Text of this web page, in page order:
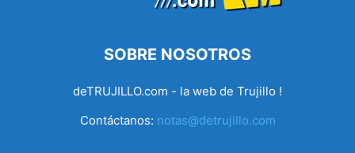
SOBRE NOSOTROS
deTRUJILLO.com - la web de Trujillo !
Contáctanos: notas@detrujillo.com